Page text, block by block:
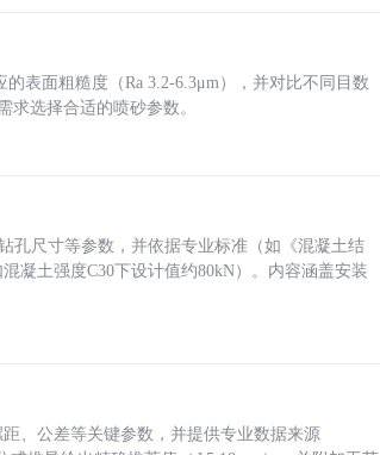
表面粗糙度（Ra 3.2-6.3μm），并对比不同目数
求选择合适的喷砂参数。
孔尺寸等参数，并依据专业标准（如《混凝土结
凝土强度C30下设计值约80kN）。内容涵盖安装
、公差等关键参数，并提供专业数据来源